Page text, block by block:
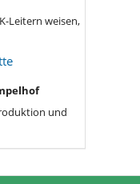
Leitern weisen,
und